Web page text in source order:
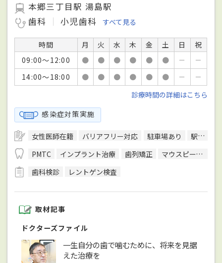
本郷三丁目駅 湯島駅
歯科
小児歯科 すべて見る
時間 月 火 水 木 金 土 日
祝
09:00～12:00
● ● ● ● ● ● －
－
14:00～18:00
● ● ● ● ● ● －
－
診療時間の詳細はこちら
感染症対策実施
女性医師在籍 バリアフリー対応 駐車場あり
駅徒歩5分圏内
PMTC
インプラント治療 歯列矯正
マウスピース型装置を用いた矯正
歯科検診
レントゲン検査
取材記事
ドクターズファイル
一生自分の歯で噛むために、将来を見据
えた治療を